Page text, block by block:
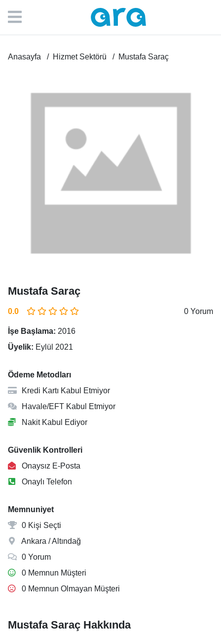
Anasayfa Hizmet Sektörü Mustafa Saraç
Mustafa Saraç
0.0 0 Yorum
İşe Başlama: 2016
Üyelik: Eylül 2021
Ödeme Metodları
Kredi Kartı Kabul Etmiyor
Havale/EFT Kabul Etmiyor
Nakit Kabul Ediyor
Güvenlik Kontrolleri
Onaysız E-Posta
Onaylı Telefon
Memnuniyet
0 Kişi Seçti
Ankara / Altındağ
0 Yorum
0 Memnun Müşteri
0 Memnun Olmayan Müşteri
Mustafa Saraç Hakkında